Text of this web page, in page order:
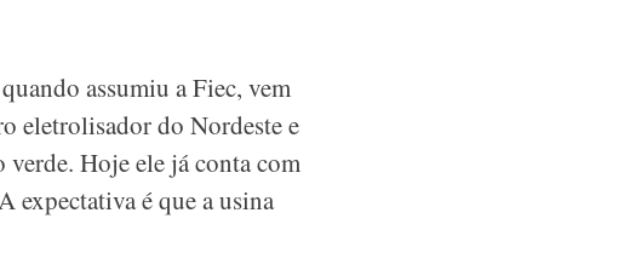
assumiu a Fiec, vem
eletrolisador do Nordeste e
Hoje ele já conta com
expectativa é que a usina